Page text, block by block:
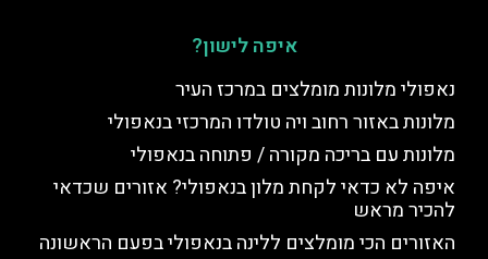
איפה לישון?
נאפולי מלונות מומלצים במרכז העיר
מלונות באזור רחוב ויה טולדו המרכזי בנאפולי
מלונות עם בריכה מקורה / פתוחה בנאפולי
איפה לא כדאי לקחת מלון בנאפולי? אזורים שכדאי
להכיר מראש
האזורים הכי מומלצים ללינה בנאפולי בפעם הראשונה